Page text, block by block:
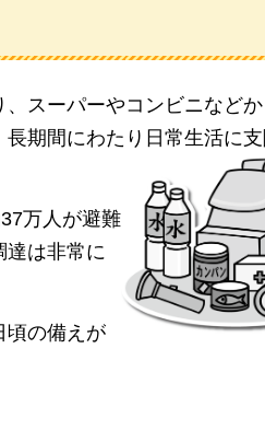
スーパーやコンビニなど
期間にわたり日常生活に
万人が避難
達は非常に
頃の備えが